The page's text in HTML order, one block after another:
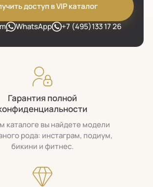
доступ в VIP каталог
WhatsApp +7 (495)133 17 26
Гарантия полной
каталоге вы найдете модели
рода: инстаграм, подиум,
бикини и фитнес.